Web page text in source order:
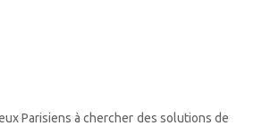
Parisiens à chercher des solutions de